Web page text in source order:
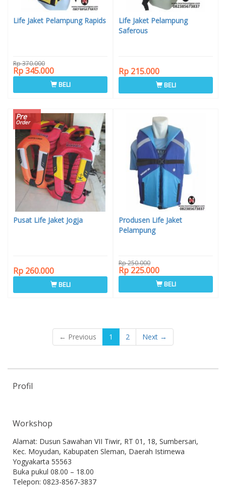
Life Jaket Pelampung Rapids
Rp 370.000
Rp 345.000
BELI
Life Jaket Pelampung
Saferous
Rp 215.000
BELI
Pre
Order
Pusat Life Jaket Jogja
Rp 260.000
BELI
Produsen Life Jaket
Pelampung
Rp 250.000
Rp 225.000
BELI
← Previous 1 2 Next →
Profil
Workshop
Alamat: Dusun Sawahan VII Tiwir, RT 01, 18, Sumbersari,
Kec. Moyudan, Kabupaten Sleman, Daerah Istimewa
Yogyakarta 55563
Buka pukul 08.00 – 18.00
Telepon: 0823-8567-3837